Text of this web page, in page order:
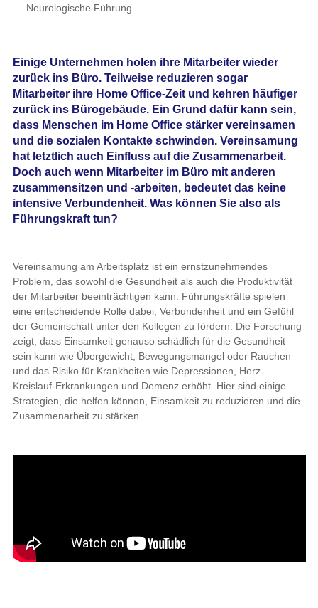
Neurologische Führung
Einige Unternehmen holen ihre Mitarbeiter wieder
zurück ins Büro. Teilweise reduzieren sogar
Mitarbeiter ihre Home Office-Zeit und kehren häufiger
zurück ins Bürogebäude. Ein Grund dafür kann sein,
dass Menschen im Home Office stärker vereinsamen
und die sozialen Kontakte schwinden. Vereinsamung
hat letztlich auch Einfluss auf die Zusammenarbeit.
Doch auch wenn Mitarbeiter im Büro mit anderen
zusammensitzen und -arbeiten, bedeutet das keine
intensive Verbundenheit. Was können Sie also als
Führungskraft tun?
Vereinsamung am Arbeitsplatz ist ein ernstzunehmendes
Problem, das sowohl die Gesundheit als auch die Produktivität
der Mitarbeiter beeinträchtigen kann. Führungskräfte spielen
eine entscheidende Rolle dabei, Verbundenheit und ein Gefühl
der Gemeinschaft unter den Kollegen zu fördern. Die Forschung
zeigt, dass Einsamkeit genauso schädlich für die Gesundheit
sein kann wie Übergewicht, Bewegungsmangel oder Rauchen
und das Risiko für Krankheiten wie Depressionen, Herz-
Kreislauf-Erkrankungen und Demenz erhöht. Hier sind einige
Strategien, die helfen können, Einsamkeit zu reduzieren und die
Zusammenarbeit zu stärken.